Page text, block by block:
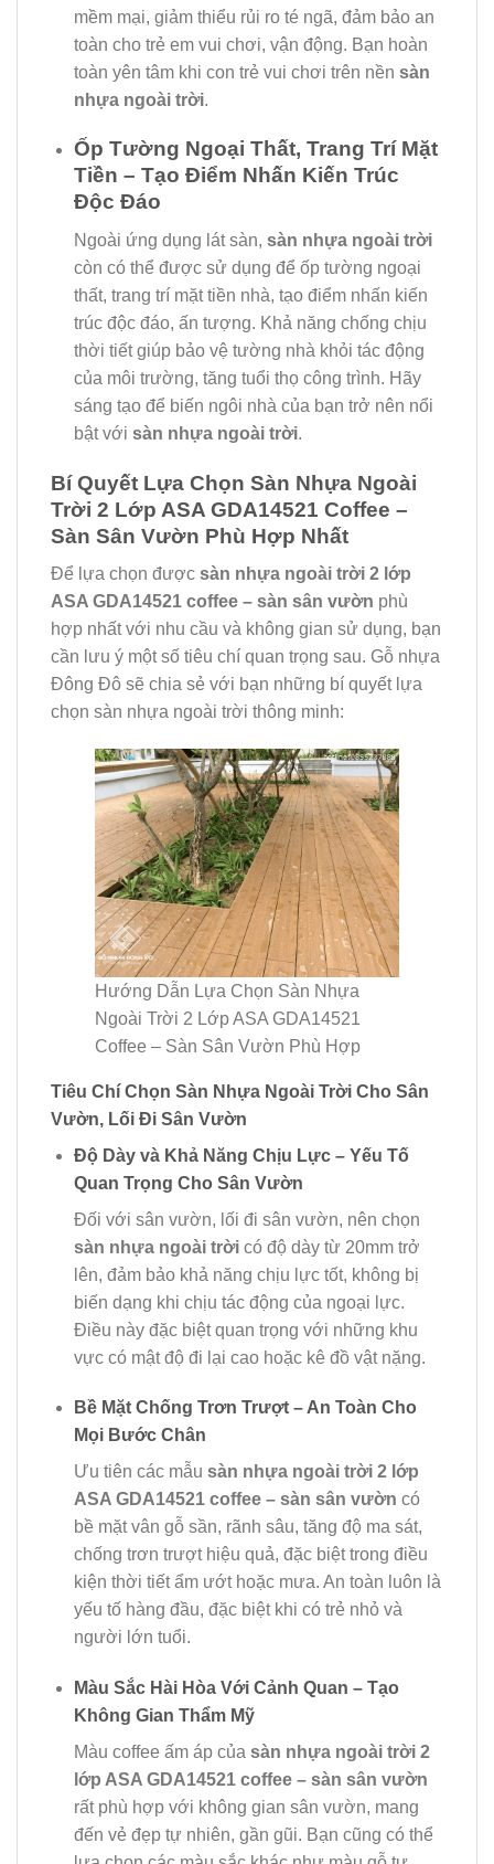
mềm mại, giảm thiểu rủi ro té ngã, đảm bảo an
toàn cho trẻ em vui chơi, vận động. Bạn hoàn
toàn yên tâm khi con trẻ vui chơi trên nền sàn
nhựa ngoài trời.
Ốp Tường Ngoại Thất, Trang Trí Mặt
Tiền – Tạo Điểm Nhấn Kiến Trúc
Độc Đáo
Ngoài ứng dụng lát sàn, sàn nhựa ngoài trời
còn có thể được sử dụng để ốp tường ngoại
thất, trang trí mặt tiền nhà, tạo điểm nhấn kiến
trúc độc đáo, ấn tượng. Khả năng chống chịu
thời tiết giúp bảo vệ tường nhà khỏi tác động
của môi trường, tăng tuổi thọ công trình. Hãy
sáng tạo để biến ngôi nhà của bạn trở nên nổi
bật với sàn nhựa ngoài trời.
Bí Quyết Lựa Chọn Sàn Nhựa Ngoài
Trời 2 Lớp ASA GDA14521 Coffee –
Sàn Sân Vườn Phù Hợp Nhất
Để lựa chọn được sàn nhựa ngoài trời 2 lớp
ASA GDA14521 coffee – sàn sân vườn phù
hợp nhất với nhu cầu và không gian sử dụng, bạn
cần lưu ý một số tiêu chí quan trọng sau. Gỗ nhựa
Đông Đô sẽ chia sẻ với bạn những bí quyết lựa
chọn sàn nhựa ngoài trời thông minh:
Hướng Dẫn Lựa Chọn Sàn Nhựa
Ngoài Trời 2 Lớp ASA GDA14521
Coffee – Sàn Sân Vườn Phù Hợp
Tiêu Chí Chọn Sàn Nhựa Ngoài Trời Cho Sân
Vườn, Lối Đi Sân Vườn
Độ Dày và Khả Năng Chịu Lực – Yếu Tố
Quan Trọng Cho Sân Vườn
Đối với sân vườn, lối đi sân vườn, nên chọn
sàn nhựa ngoài trờicó độ dày từ 20mm trở
lên, đảm bảo khả năng chịu lực tốt, không bị
biến dạng khi chịu tác động của ngoại lực.
Điều này đặc biệt quan trọng với những khu
vực có mật độ đi lại cao hoặc kê đồ vật nặng.
Bề Mặt Chống Trơn Trượt – An Toàn Cho
Mọi Bước Chân
Ưu tiên các mẫu sàn nhựa ngoài trời 2 lớp
ASA GDA14521 coffee – sàn sân vườn có
bề mặt vân gỗ sần, rãnh sâu, tăng độ ma sát,
chống trơn trượt hiệu quả, đặc biệt trong điều
kiện thời tiết ẩm ướt hoặc mưa. An toàn luôn là
yếu tố hàng đầu, đặc biệt khi có trẻ nhỏ và
người lớn tuổi.
Màu Sắc Hài Hòa Với Cảnh Quan – Tạo
Không Gian Thẩm Mỹ
Màu coffee ấm áp của sàn nhựa ngoài trời 2
lớp ASA GDA14521 coffee – sàn sân vườn
rất phù hợp với không gian sân vườn, mang
đến vẻ đẹp tự nhiên, gần gũi. Bạn cũng có thể